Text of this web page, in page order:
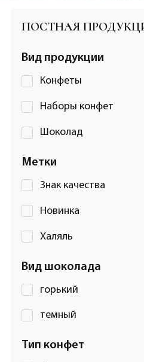
ПОСТНАЯ
Вид продукции
Конфеты
Наборы конфет
Шоколад
Метки
Знак качества
Новинка
Халяль
Вид шоколада
горький
темный
Тип конфет